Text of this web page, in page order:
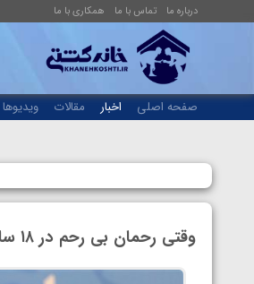
درباره ما تماس با ما همکاری با ما
صفحه اصلی اخبار مقالات ویدیوها
وقتی رحمان بی رحم در ۱۸ سالگی مربی می شود